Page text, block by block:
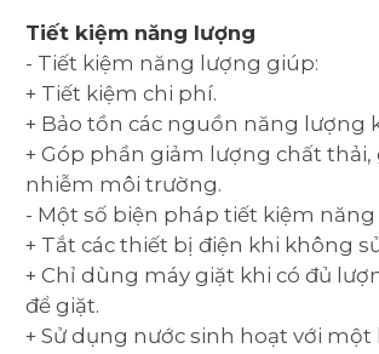
Tiết kiệm năng lượng
- Tiết kiệm năng lượng giúp:
+ Tiết kiệm chi phí.
+ Bảo tồn các nguồn năng lượng
+ Góp phần giảm lượng chất thải,
nhiễm môi trường.
- Một số biện pháp tiết kiệm
+ Tắt các thiết bị điện khi không
+ Chỉ dùng máy giặt khi có đủ
để giặt.
+ Sử dụng nước sinh hoạt với một